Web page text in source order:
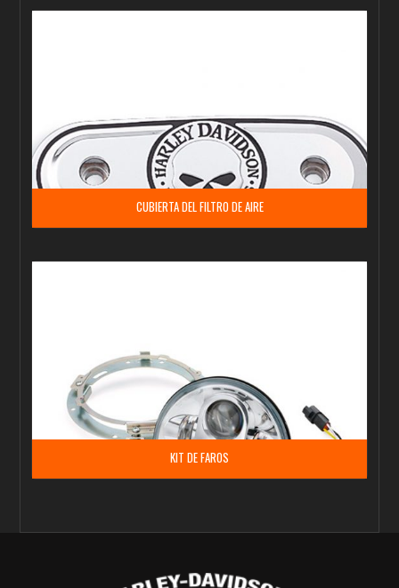
CUBIERTA DEL FILTRO DE AIRE
KIT DE FAROS